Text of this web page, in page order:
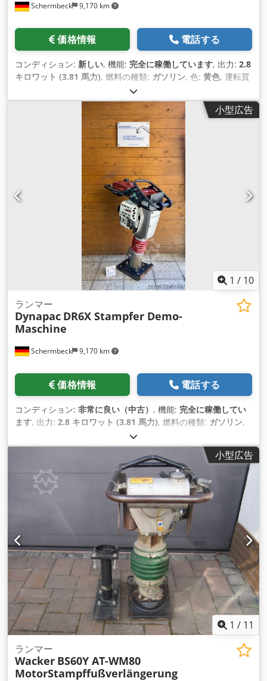
Schermbeck 9,170 km
価格情報 電話する
コンディション: 新しい, 機能: 完全に稼働しています, 出力: 2.8
キロワット (3.81 馬力), 燃料の種類: ガソリン, 色: 黄色, 運転質
, 製造年:
小型広告
1 / 10
Schermbeck 9,170 km
ランマー
Dynapac DR6X Stampfer Demo-
Maschine
価格情報 電話する
コンディション: 非常に良い（中古） , 機能: 完全に稼働してい
ます, 出力: 2.8 キロワット (3.81 馬力), 燃料の種類: ガソリン,
58 kg（キログラム）
間:13 h,
小型広告
1 / 11
ランマー
Wacker BS60Y AT-WM80
MotorStampffußverlängerung